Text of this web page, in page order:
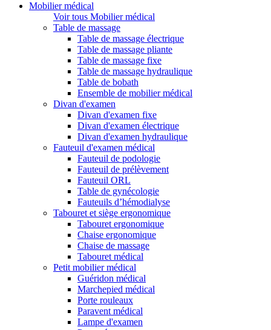
Mobilier médical
Voir tous Mobilier médical
Table de massage
Table de massage électrique
Table de massage pliante
Table de massage fixe
Table de massage hydraulique
Table de bobath
Ensemble de mobilier médical
Divan d'examen
Divan d'examen fixe
Divan d'examen électrique
Divan d'examen hydraulique
Fauteuil d'examen médical
Fauteuil de podologie
Fauteuil de prélèvement
Fauteuil ORL
Table de gynécologie
Fauteuils d’hémodialyse
Tabouret et siège ergonomique
Tabouret ergonomique
Chaise ergonomique
Chaise de massage
Tabouret médical
Petit mobilier médical
Guéridon médical
Marchepied médical
Porte rouleaux
Paravent médical
Lampe d'examen